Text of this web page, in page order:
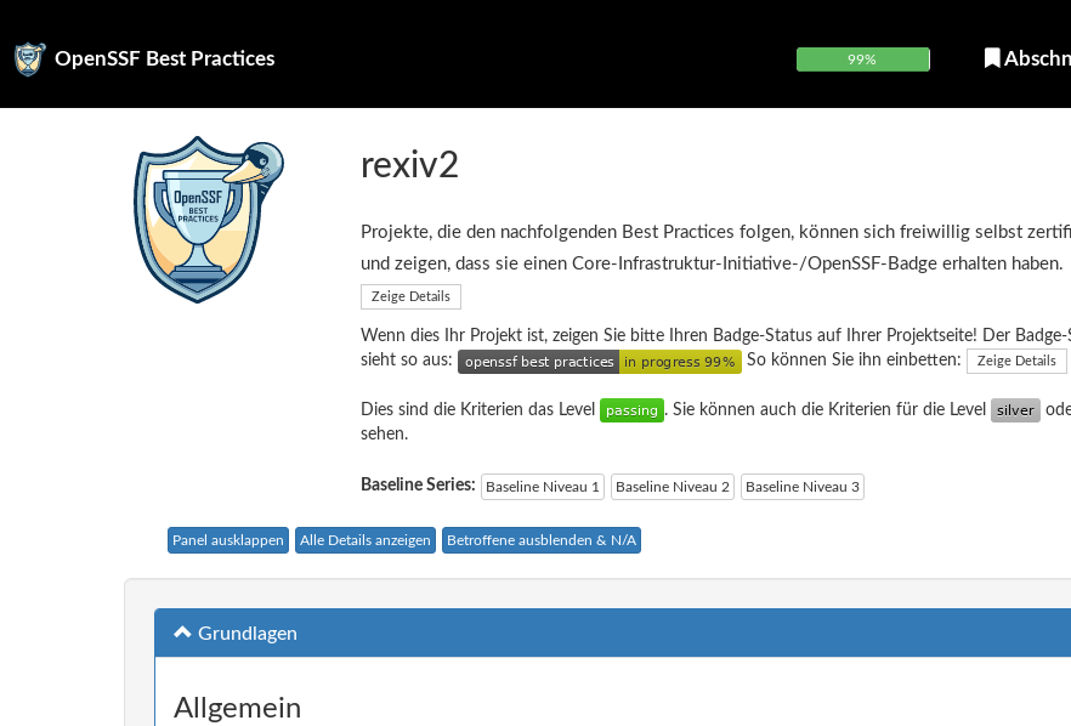
OpenSSF Best Practices 99%
rexiv2
Projekte, die den nachfolgenden Best Practices folgen, können sich freiwillig selbst
und zeigen, dass sie einen Core-Infrastruktur-Initiative-/OpenSSF-Badge erhalten haben.
Zeige Details
Wenn dies Ihr Projekt ist, zeigen Sie bitte Ihren Badge-Status auf Ihrer Projektseite! Der Badge-
sieht so aus:
So können Sie ihn einbetten: Zeige Details
Dies sind die Kriterien das Level . Sie können auch die Kriterien für die Level
sehen.
Baseline Series: Baseline Niveau 1 Baseline Niveau 2 Baseline Niveau 3
Panel ausklappen Alle Details anzeigen Betroffene ausblenden & N/A
Grundlagen
Allgemein